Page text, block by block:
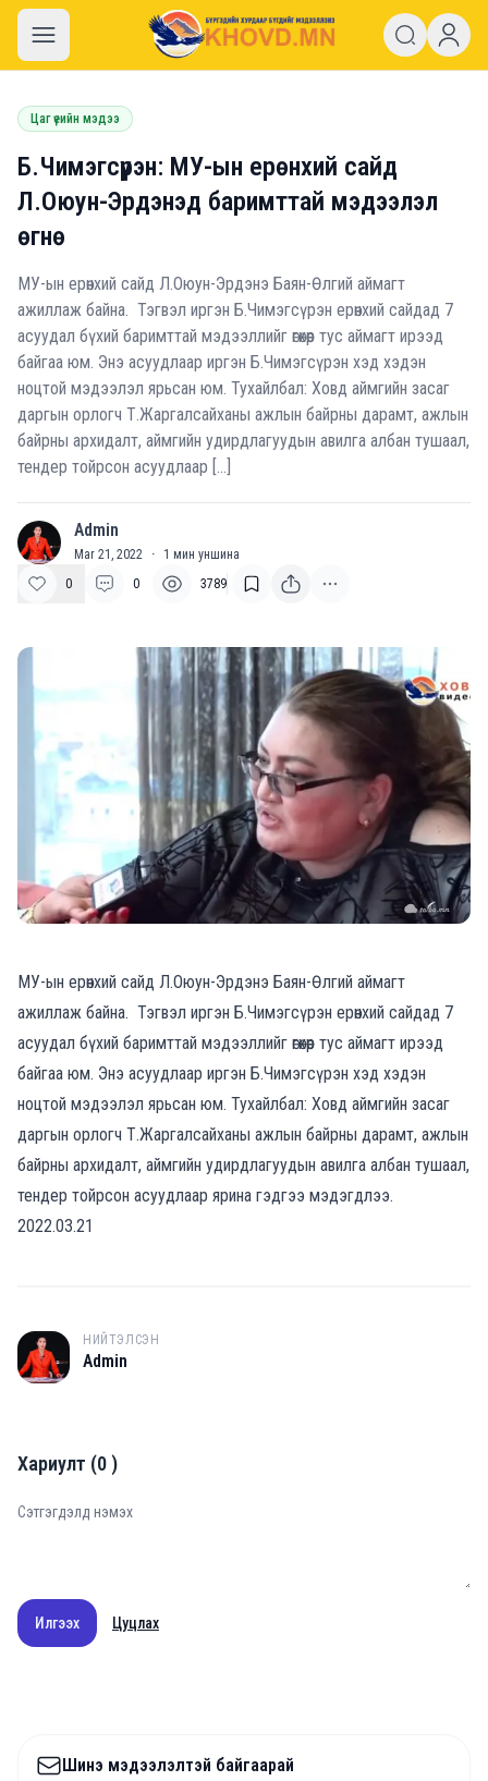
khovd.mn
Цаг үеийн мэдээ
Б.Чимэгсүрэн: МУ-ын ерөнхий сайд
Л.Оюун-Эрдэнэд баримттай мэдээлэл
өгнө
МУ-ын ерөнхий сайд Л.Оюун-Эрдэнэ Баян-Өлгий аймагт
ажиллаж байна. Тэгвэл иргэн Б.Чимэгсүрэн ерөнхий сайдад 7
асуудал бүхий баримттай мэдээллийг өгөхөөр тус аймагт ирээд
байгаа юм. Энэ асуудлаар иргэн Б.Чимэгсүрэн хэд хэдэн
ноцтой мэдээлэл ярьсан юм. Тухайлбал: Ховд аймгийн засаг
даргын орлогч Т.Жаргалсайханы ажлын байрны дарамт, ажлын
байрны архидалт, аймгийн удирдлагуудын авилга албан тушаал,
тендер тойрсон асуудлаар […]
A Admin
Mar 21, 2022 · 1 мин уншина
0
0 3789
МУ-ын ерөнхий сайд Л.Оюун-Эрдэнэ Баян-Өлгий аймагт
ажиллаж байна. Тэгвэл иргэн Б.Чимэгсүрэн ерөнхий сайдад 7
асуудал бүхий баримттай мэдээллийг өгөхөөр тус аймагт ирээд
байгаа юм. Энэ асуудлаар иргэн Б.Чимэгсүрэн хэд хэдэн
ноцтой мэдээлэл ярьсан юм. Тухайлбал: Ховд аймгийн засаг
даргын орлогч Т.Жаргалсайханы ажлын байрны дарамт, ажлын
байрны архидалт, аймгийн удирдлагуудын авилга албан тушаал,
тендер тойрсон асуудлаар ярина гэдгээ мэдэгдлээ.
2022.03.21
A
НИЙТЭЛСЭН
Admin
Хариулт (0)
Илгээх Цуцлах
Шинэ мэдээлэлтэй байгаарай